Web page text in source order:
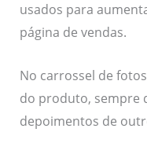
usados para
página de vendas.
No carrossel de
do produto, sempre
depoimentos de